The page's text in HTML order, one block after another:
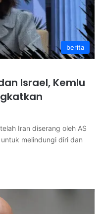
berita
Israel, Kemlu
Iran diserang oleh AS
melindungi diri dan